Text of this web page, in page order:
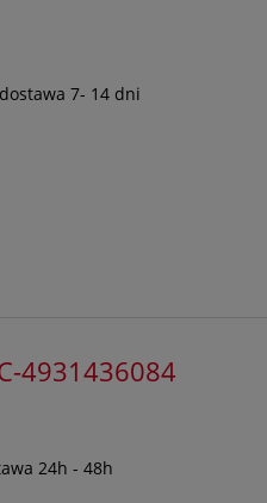
7- 14 dni
4931436084
24h - 48h